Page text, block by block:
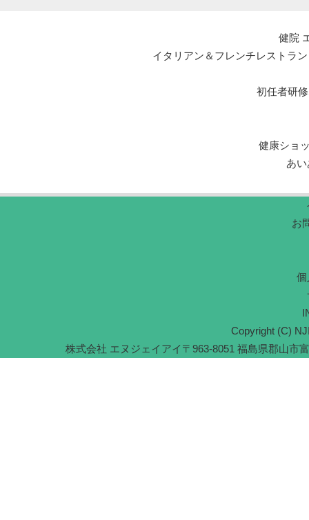
健院
イタリアン＆フレンチレストラ
初任者研修
健康ショ
あ
お
個
Copyright (C)
株式会社 エヌジェイアイ〒963-8051 福島県郡山市